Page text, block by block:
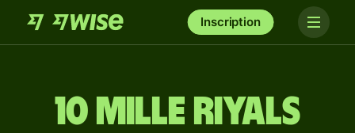
Inscription
10 mille riyals